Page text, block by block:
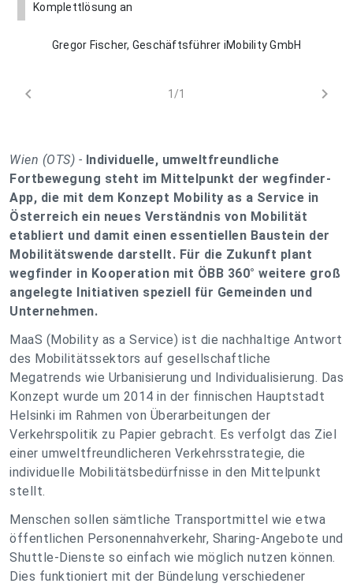
Komplettlösung an
Gregor Fischer, Geschäftsführer iMobility GmbH
chevron_left 1/1 chevron_right
Wien (OTS) - Individuelle, umweltfreundliche
Fortbewegung steht im Mittelpunkt der wegfinder-
App, die mit dem Konzept Mobility as a Service in
Österreich ein neues Verständnis von Mobilität
etabliert und damit einen essentiellen Baustein der
Mobilitätswende darstellt. Für die Zukunft plant
wegfinder in Kooperation mit ÖBB 360° weitere groß
angelegte Initiativen speziell für Gemeinden und
Unternehmen.
MaaS (Mobility as a Service) ist die nachhaltige Antwort
des Mobilitätssektors auf gesellschaftliche
Megatrends wie Urbanisierung und Individualisierung. Das
Konzept wurde um 2014 in der finnischen Hauptstadt
Helsinki im Rahmen von Überarbeitungen der
Verkehrspolitik zu Papier gebracht. Es verfolgt das Ziel
einer umweltfreundlicheren Verkehrsstrategie, die
individuelle Mobilitätsbedürfnisse in den Mittelpunkt
stellt.
Menschen sollen sämtliche Transportmittel wie etwa
öffentlichen Personennahverkehr, Sharing-Angebote und
Shuttle-Dienste so einfach wie möglich nutzen können.
Dies funktioniert mit der Bündelung verschiedener